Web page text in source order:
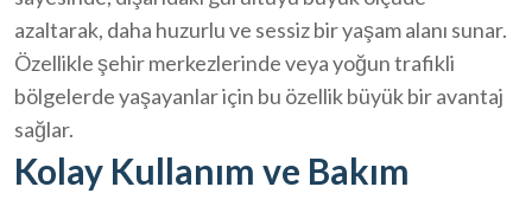
azaltarak, daha huzurlu ve sessiz bir yaşam alanı sunar.
Özellikle şehir merkezlerinde veya yoğun trafikli
bölgelerde yaşayanlar için bu özellik büyük bir avantaj
sağlar.
Kolay Kullanım ve Bakım